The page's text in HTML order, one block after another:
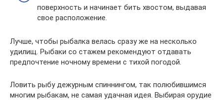
поверхность и начинает бить хвостом, выдавая
свое расположение.
Лучше, чтобы рыбалка велась сразу же на несколько
удилищ. Рыбаки со стажем рекомендуют отдавать
предпочтение ночному времени с тихой погодой.
Ловить рыбу дежурным спиннингом, так полюбившимся
многим рыбакам, не самая удачная идея. Выбирая орудие